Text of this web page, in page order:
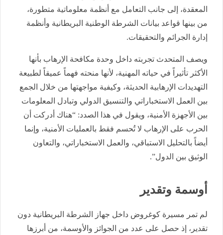
المعقدة، إلى جانب التعامل مع أنظمة معلوماتية متطورة،
من بينها قواعد بيانات الشرطة الوطنية البريطانية وأنظمة
إدارة الجرائم والتحقيقات.
ويصف المتحدث تجربته داخل وحدة مكافحة الإرهاب بأنها
الأكثر تأثيراً في حياته المهنية، لأنها منحته فهماً عميقاً لطبيعة
التهديدات الإرهابية الحديثة، وكيفية مواجهتها من خلال الجمع
بين العمل الاستخباراتي والتنسيق الدولي وتبادل المعلومات
بين الأجهزة الأمنية، ويقول في هذا الصدد: “هناك أدركت أن
الحرب على الإرهاب لا تُحسم فقط بالعمليات الأمنية، وإنما
أيضاً بالتحليل الاستباقي، والعمل الاستخباراتي، والتعاون
الوثيق بين الدول”.
أوسمة وتقدير
لم تمر مسيرة كوغروض داخل جهاز الشرطة البريطانية دون
تقدير، إذ حصل على عدد من الجوائز والأوسمة، من أبرزها